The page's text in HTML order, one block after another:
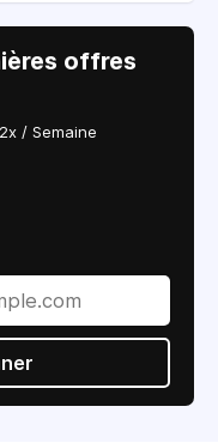
offres
2x / Semaine